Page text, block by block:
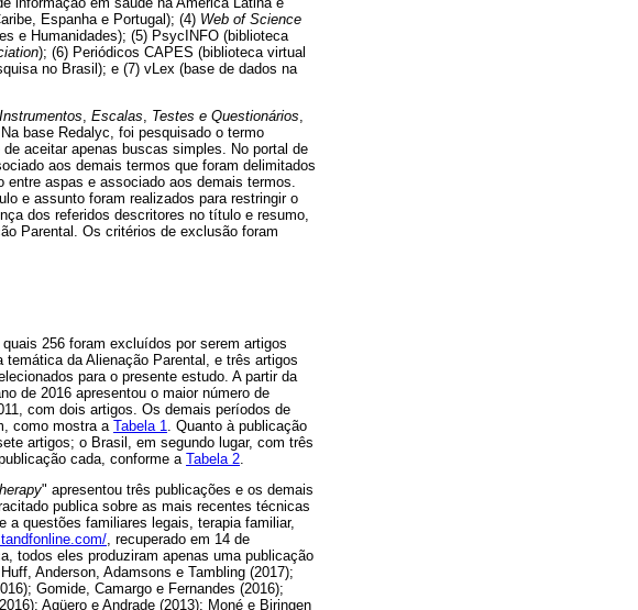
Espanha e Portugal); (4) Web of Science
e Humanidades); (5) PsycINFO (biblioteca
); (6) Periódicos CAPES (biblioteca virtual
no Brasil); e (7) vLex (base de dados na
Instrumentos Escalas Testes e Questionários
base Redalyc, foi pesquisado o termo
aceitar apenas buscas simples. No portal de
aos demais termos que foram delimitados
aspas e associado aos demais termos.
e assunto foram realizados para restringir o
dos referidos descritores no título e resumo,
Parental. Os critérios de exclusão foram
256 foram excluídos por serem artigos
da Alienação Parental, e três artigos
para o presente estudo. A partir da
de 2016 apresentou o maior número de
com dois artigos. Os demais períodos de
como mostra aTabela 1. Quanto à publicação
artigos; o Brasil, em segundo lugar, com três
cada, conforme a Tabela 2.
" apresentou três publicações e os demais
publica sobre as mais recentes técnicas
a questões familiares legais, terapia familiar,
, recuperado em 14 de
todos eles produziram apenas uma publicação
Anderson, Adamsons e Tambling (2017);
Gomide, Camargo e Fernandes (2016);
Agüero e Andrade (2013); Moné e Biringen